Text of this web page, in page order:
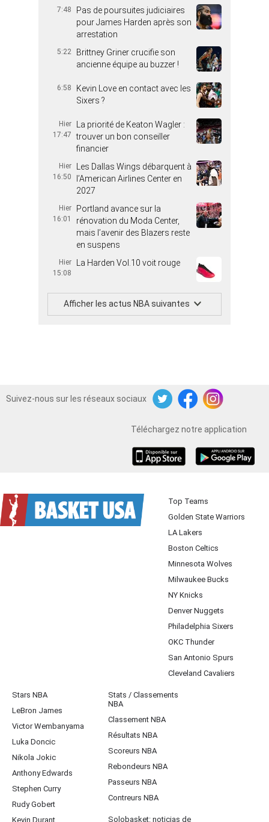
7:48
Pas de poursuites judiciaires
pour James Harden après son
arrestation
5:22
Brittney Griner crucifie son
ancienne équipe au buzzer !
6:58
Kevin Love en contact avec les
Sixers ?
Hier
17:47
La priorité de Keaton Wagler :
trouver un bon conseiller
financier
Hier
16:50
Les Dallas Wings débarquent à
l’American Airlines Center en
2027
Hier
16:01
Portland avance sur la
rénovation du Moda Center,
mais l’avenir des Blazers reste
en suspens
Hier
15:08
La Harden Vol.10 voit rouge
Afficher les actus NBA suivantes
Suivez-nous sur les réseaux sociaux
TwitterFacebookInstagram
Téléchargez notre application
Top Teams
Golden State Warriors
LA Lakers
Boston Celtics
Minnesota Wolves
Milwaukee Bucks
NY Knicks
Denver Nuggets
Philadelphia Sixers
OKC Thunder
San Antonio Spurs
Cleveland Cavaliers
Stars NBA
LeBron James
Victor Wembanyama
Luka Doncic
Nikola Jokic
Anthony Edwards
Stephen Curry
Rudy Gobert
Kevin Durant
Stats / Classements
NBA
Classement NBA
Résultats NBA
Scoreurs NBA
Rebondeurs NBA
Passeurs NBA
Contreurs NBA
Solobasket: noticias de